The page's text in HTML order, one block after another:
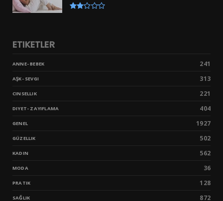
ETIKETLER
ANNE- BEBEK 241
AŞK- SEVGI 313
CINSELLIK 221
DIYET- ZAYIFLAMA 404
GENEL 1927
GÜZELLIK 502
KADIN 562
MODA 36
PRATIK 128
SAĞLIK 872